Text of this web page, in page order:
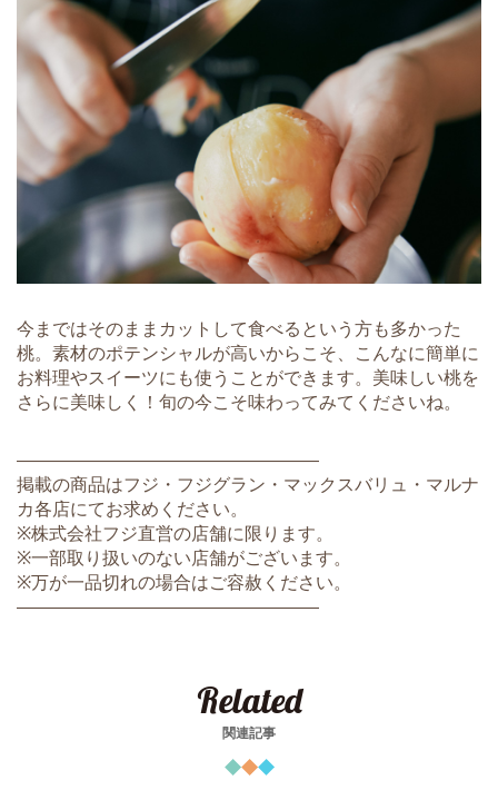
今まではそのままカットして食べるという方も多かった
桃。素材のポテンシャルが高いからこそ、こんなに簡単に
お料理やスイーツにも使うことができます。美味しい桃を
さらに美味しく！旬の今こそ味わってみてくださいね。
―――――――――――――――――
掲載の商品はフジ・フジグラン・マックスバリュ・マルナ
カ各店にてお求めください。
※株式会社フジ直営の店舗に限ります。
※一部取り扱いのない店舗がございます。
※万が一品切れの場合はご容赦ください。
―――――――――――――――――
Related
関連記事